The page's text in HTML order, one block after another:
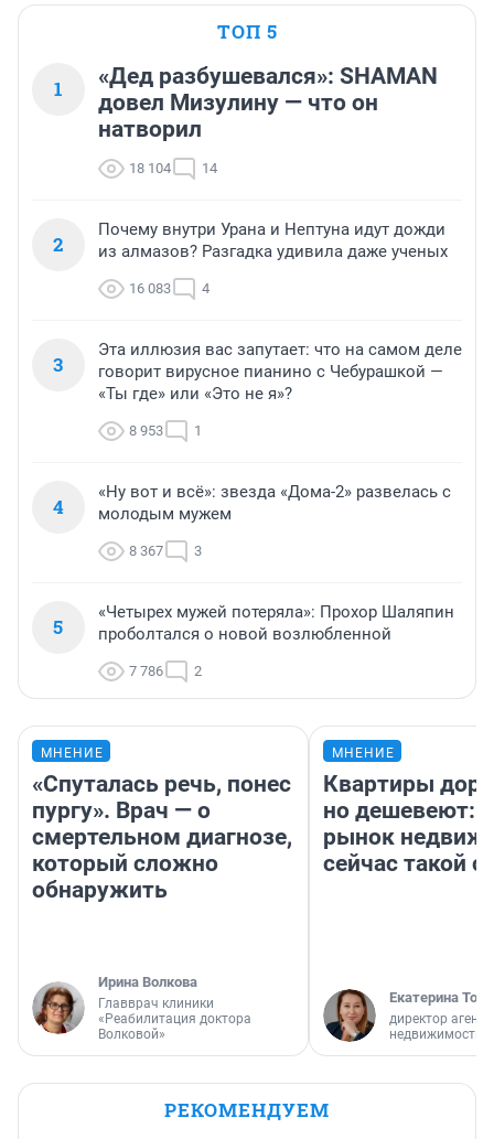
ТОП 5
1
«Дед разбушевался»: SHAMAN
довел Мизулину — что он
натворил
18 104 14
2
Почему внутри Урана и Нептуна идут дожди
из алмазов? Разгадка удивила даже ученых
16 083 4
3
Эта иллюзия вас запутает: что на самом деле
говорит вирусное пианино с Чебурашкой —
«Ты где» или «Это не я»?
8 953 1
4
«Ну вот и всё»: звезда «Дома-2» развелась с
молодым мужем
8 367 3
5
«Четырех мужей потеряла»: Прохор Шаляпин
проболтался о новой возлюбленной
7 786 2
МНЕНИЕ
«Спуталась речь, понес
пургу». Врач — о
смертельном диагнозе,
который сложно
обнаружить
Ирина Волкова
Главврач клиники
«Реабилитация доктора
Волковой»
МНЕНИЕ
Квартиры
но дешевеют:
рынок
сейчас такой
Екатерина
директор
недвижимости
РЕКОМЕНДУЕМ